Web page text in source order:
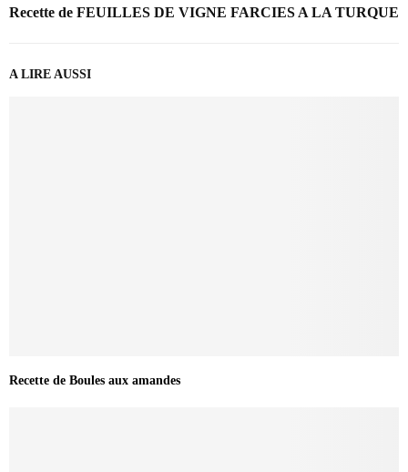
Recette de FEUILLES DE VIGNE FARCIES A LA TURQUE
A LIRE AUSSI
Recette de Boules aux amandes